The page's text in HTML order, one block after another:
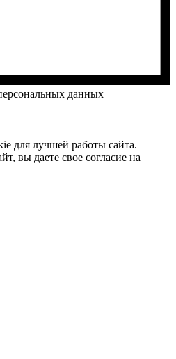
данных
для лучшей работы сайта.
вы даете свое согласие на